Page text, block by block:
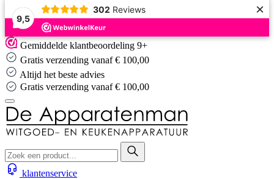
9,5
302 Reviews ×
Skip
to
content
Gemiddelde klantbeoordeling 9+
Gratis verzending vanaf € 100,00
Altijd het beste advies
Gratis verzending vanaf € 100,00
klantenservice